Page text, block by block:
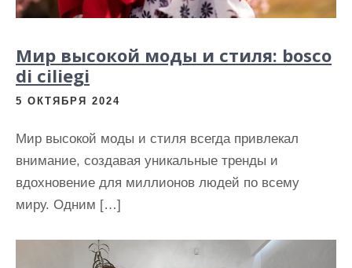
Мир высокой моды и стиля: bosco
di ciliegi
5 ОКТЯБРЯ 2024
Мир высокой моды и стиля всегда привлекал
внимание, создавая уникальные тренды и
вдохновение для миллионов людей по всему
миру. Одним […]